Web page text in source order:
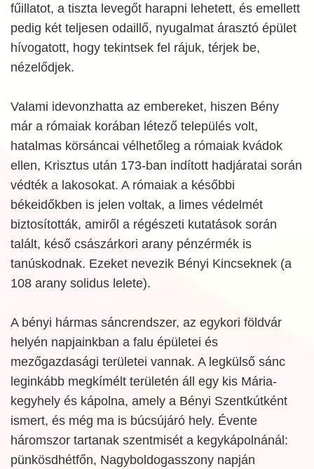
fűillatot, a tiszta levegőt harapni lehetett, és emellett
pedig két teljesen odaillő, nyugalmat árasztó épület
hívogatott, hogy tekintsek fel rájuk, térjek be,
nézelődjek.
Valami idevonzhatta az embereket, hiszen Bény
már a rómaiak korában létező település volt,
hatalmas körsáncai vélhetőleg a rómaiak kvádok
ellen, Krisztus után 173-ban indított hadjáratai során
védték a lakosokat. A rómaiak a későbbi
békeidőkben is jelen voltak, a limes védelmét
biztosították, amiről a régészeti kutatások során
talált, késő császárkori arany pénzérmék is
tanúskodnak. Ezeket nevezik Bényi Kincseknek (a
108 arany solidus lelete).
A bényi hármas sáncrendszer, az egykori földvár
helyén napjainkban a falu épületei és
mezőgazdasági területei vannak. A legkülső sánc
leginkább megkímélt területén áll egy kis Mária-
kegyhely és kápolna, amely a Bényi Szentkútként
ismert, és még ma is búcsújáró hely. Évente
háromszor tartanak szentmisét a kegykápolnánál:
pünkösdhétfőn, Nagyboldogasszony napján